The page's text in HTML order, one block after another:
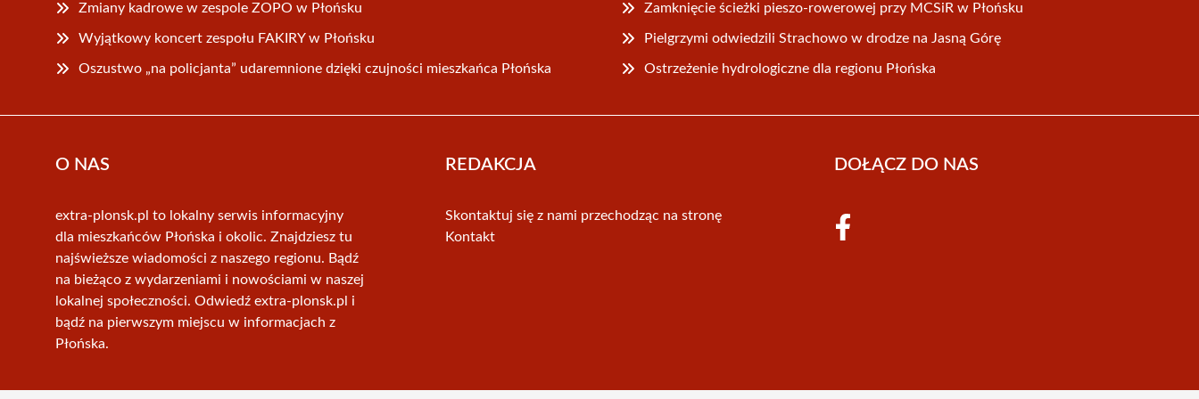
Zmiany kadrowe w zespole ZOPO w Płońsku Zamknięcie ścieżki pieszo-rowerowej przy MCSiR w Płońsku
Wyjątkowy koncert zespołu FAKIRY w Płońsku Pielgrzymi odwiedzili Strachowo w drodze na Jasną Górę
Oszustwo „na policjanta” udaremnione dzięki czujności mieszkańca Płońska Ostrzeżenie hydrologiczne dla regionu Płońska
O NAS
extra-plonsk.pl to lokalny serwis informacyjny
dla mieszkańców Płońska i okolic. Znajdziesz tu
najświeższe wiadomości z naszego regionu. Bądź
na bieżąco z wydarzeniami i nowościami w naszej
lokalnej społeczności. Odwiedź extra-plonsk.pl i
bądź na pierwszym miejscu w informacjach z
Płońska.
REDAKCJA
Skontaktuj się z nami przechodząc na stronę
Kontakt
DOŁĄCZ DO NAS